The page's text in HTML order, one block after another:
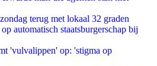
terug met lokaal 32 graden
automatisch staatsburgerschap bij
'vulvalippen' op: 'stigma op